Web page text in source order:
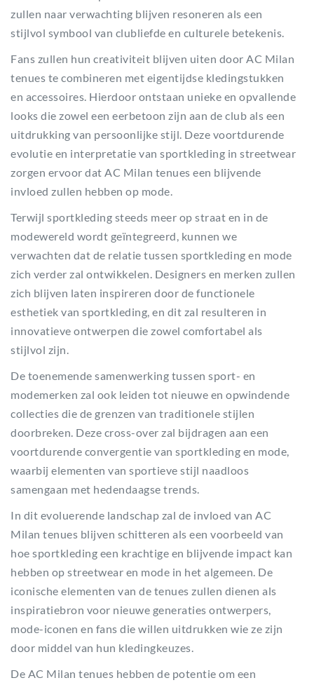
zullen naar verwachting blijven resoneren als een
stijlvol symbool van clubliefde en culturele betekenis.
Fans zullen hun creativiteit blijven uiten door AC Milan
tenues te combineren met eigentijdse kledingstukken
en accessoires. Hierdoor ontstaan unieke en opvallende
looks die zowel een eerbetoon zijn aan de club als een
uitdrukking van persoonlijke stijl. Deze voortdurende
evolutie en interpretatie van sportkleding in streetwear
zorgen ervoor dat AC Milan tenues een blijvende
invloed zullen hebben op mode.
Terwijl sportkleding steeds meer op straat en in de
modewereld wordt geïntegreerd, kunnen we
verwachten dat de relatie tussen sportkleding en mode
zich verder zal ontwikkelen. Designers en merken zullen
zich blijven laten inspireren door de functionele
esthetiek van sportkleding, en dit zal resulteren in
innovatieve ontwerpen die zowel comfortabel als
stijlvol zijn.
De toenemende samenwerking tussen sport- en
modemerken zal ook leiden tot nieuwe en opwindende
collecties die de grenzen van traditionele stijlen
doorbreken. Deze cross-over zal bijdragen aan een
voortdurende convergentie van sportkleding en mode,
waarbij elementen van sportieve stijl naadloos
samengaan met hedendaagse trends.
In dit evoluerende landschap zal de invloed van AC
Milan tenues blijven schitteren als een voorbeeld van
hoe sportkleding een krachtige en blijvende impact kan
hebben op streetwear en mode in het algemeen. De
iconische elementen van de tenues zullen dienen als
inspiratiebron voor nieuwe generaties ontwerpers,
mode-iconen en fans die willen uitdrukken wie ze zijn
door middel van hun kledingkeuzes.
De AC Milan tenues hebben de potentie om een